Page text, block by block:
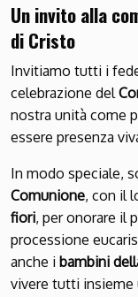
Un invito alla
di Cristo
Invitiamo tutti i
celebrazione del
nostra unità come
essere presenza
In modo speciale,
Comunione, con il
fiori, per onorare il
processione
anche i bambini
vivere tutti insieme